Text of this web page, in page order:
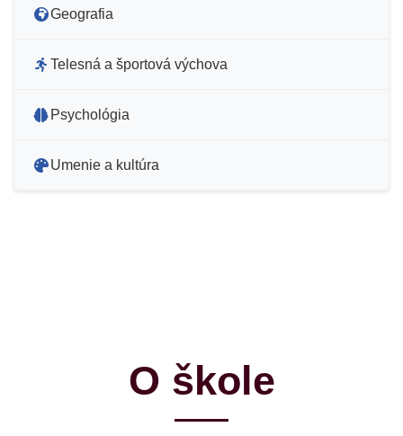
Geografia
Telesná a športová výchova
Psychológia
Umenie a kultúra
O škole